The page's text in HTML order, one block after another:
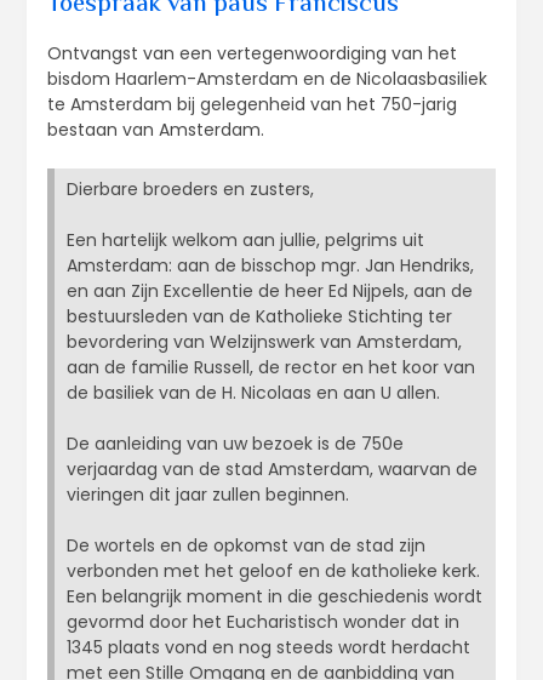
Ontvangst van een vertegenwoordiging van het
bisdom Haarlem-Amsterdam en de Nicolaasbasiliek
te Amsterdam bij gelegenheid van het 750-jarig
bestaan van Amsterdam.
Dierbare broeders en zusters,
Een hartelijk welkom aan jullie, pelgrims uit
Amsterdam: aan de bisschop mgr. Jan Hendriks,
en aan Zijn Excellentie de heer Ed Nijpels, aan de
bestuursleden van de Katholieke Stichting ter
bevordering van Welzijnswerk van Amsterdam,
aan de familie Russell, de rector en het koor van
de basiliek van de H. Nicolaas en aan U allen.
De aanleiding van uw bezoek is de 750e
verjaardag van de stad Amsterdam, waarvan de
vieringen dit jaar zullen beginnen.
De wortels en de opkomst van de stad zijn
verbonden met het geloof en de katholieke kerk.
Een belangrijk moment in die geschiedenis wordt
gevormd door het Eucharistisch wonder dat in
1345 plaats vond en nog steeds wordt herdacht
met een Stille Omgang en de aanbidding van